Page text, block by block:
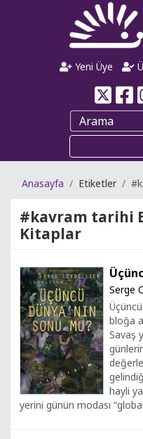
Yeni Üye
Anasayfa Etiketler
#kavram tarihi
Kitaplar
Serge
bloğa
Savaş
hayli
yerini günün modası